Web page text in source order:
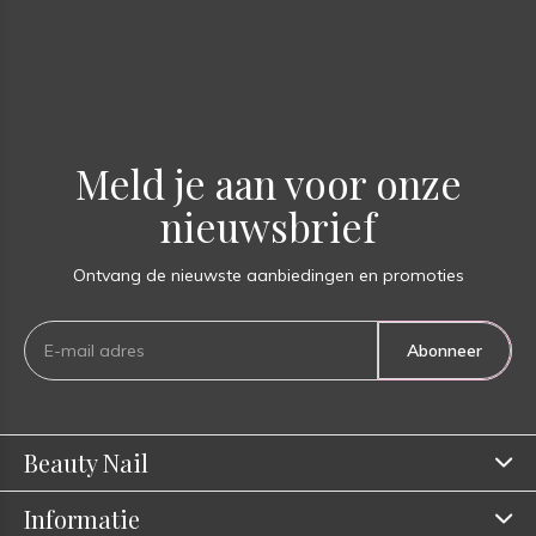
Meld je aan voor onze
nieuwsbrief
Ontvang de nieuwste aanbiedingen en promoties
Abonneer
Beauty Nail
Informatie